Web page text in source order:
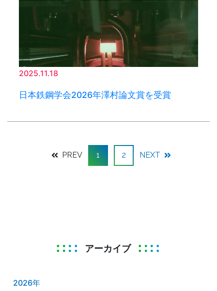
2025.11.18
日本鉄鋼学会2026年澤村論文賞を受賞
PREV 1 2 NEXT
アーカイブ
2026年